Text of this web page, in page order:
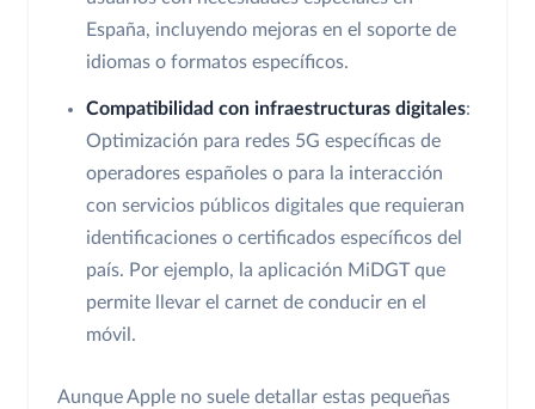
España, incluyendo mejoras en el soporte de
idiomas o formatos específicos.
Compatibilidad con infraestructuras digitales:
Optimización para redes 5G específicas de
operadores españoles o para la interacción
con servicios públicos digitales que requieran
identificaciones o certificados específicos del
país. Por ejemplo, la aplicación MiDGT que
permite llevar el carnet de conducir en el
móvil.
Aunque Apple no suele detallar estas pequeñas